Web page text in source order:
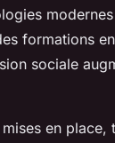
modernes
formations
sociale
en place,